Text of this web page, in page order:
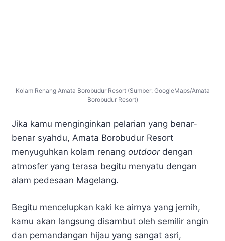
Kolam Renang Amata Borobudur Resort (Sumber: GoogleMaps/Amata
Borobudur Resort)
Jika kamu menginginkan pelarian yang benar-
benar syahdu, Amata Borobudur Resort
menyuguhkan kolam renang outdoordengan
atmosfer yang terasa begitu menyatu dengan
alam pedesaan Magelang.
Begitu mencelupkan kaki ke airnya yang jernih,
kamu akan langsung disambut oleh semilir angin
dan pemandangan hijau yang sangat asri,